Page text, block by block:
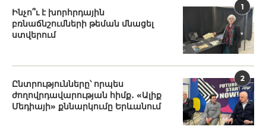
1
Ինչո՞ւ է խորհրդային
բռնաճնշումների թեման մնացել
ստվերում
2
Ընտրությունները՝ որպես
ժողովրդավարության հիմք․ «Ալիք
Մեդիայի» քննարկումը Երևանում